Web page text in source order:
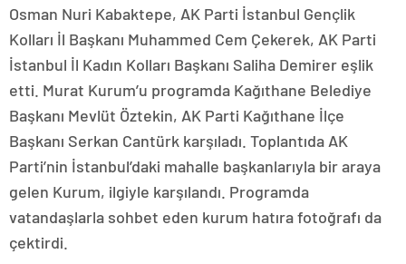
Osman Nuri Kabaktepe, AK Parti İstanbul Gençlik
Kolları İl Başkanı Muhammed Cem Çekerek, AK Parti
İstanbul İl Kadın Kolları Başkanı Saliha Demirer eşlik
etti. Murat Kurum’u programda Kağıthane Belediye
Başkanı Mevlüt Öztekin, AK Parti Kağıthane İlçe
Başkanı Serkan Cantürk karşıladı. Toplantıda AK
Parti’nin İstanbul’daki mahalle başkanlarıyla bir araya
gelen Kurum, ilgiyle karşılandı. Programda
vatandaşlarla sohbet eden kurum hatıra fotoğrafı da
çektirdi.